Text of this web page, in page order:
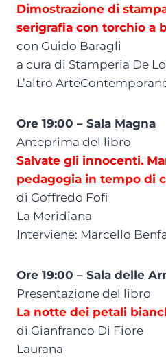
Dimostrazione di
serigrafia con torchio a
con Guido Baragli
a cura di Stamperia De
L’altro
Ore 19:00 – Sala Magna
Anteprima del libro
Salvate gli innocenti.
pedagogia in tempo di
di Goffredo Fofi
La Meridiana
Interviene: Marcello
Ore 19:00 – Sala delle
Presentazione del libro
La notte dei petali
di Gianfranco Di Fiore
Laurana